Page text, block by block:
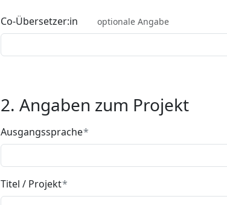
Co-Übersetzer:in optionale Angabe
2. Angaben zum Projekt
Ausgangssprache
Titel / Projekt